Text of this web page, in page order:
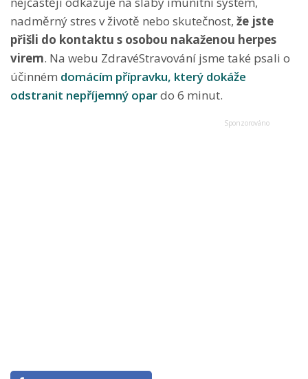
nadměrný stres v životě nebo skutečnost, že jste
přišli do kontaktu s osobou nakaženou herpes
virem. Na webu ZdravéStravování jsme také psali o
účinném domácím přípravku, který dokáže
odstranit nepříjemný opardo 6 minut.